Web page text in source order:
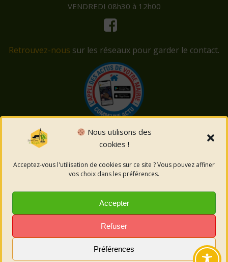
Nous utilisons des
cookies !
Acceptez-vous l'utilisation de cookies sur ce site ? Vous pouvez affiner
vos choix dans les préférences.
Accepter
Refuser
Préférences
VENDREDI 08h30 à 12h00
Retrouvez-nous sur les réseaux pour garder le contact.
© 2026 Saint-Côme-et-Maruéjols. Un service proposé
Mentions légales
Politique des cookies